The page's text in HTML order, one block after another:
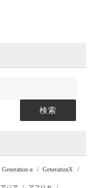
検索
Generation α GenerationX